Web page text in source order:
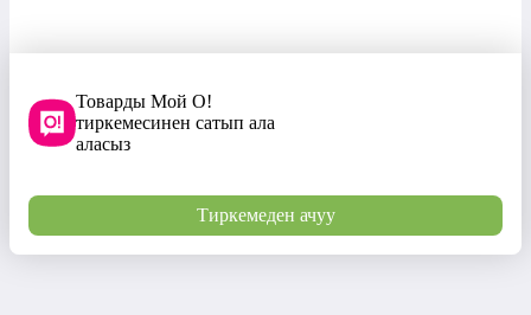
Товарды Мой О!
тиркемесинен сатып ала
аласыз
Тиркемеден ачуу